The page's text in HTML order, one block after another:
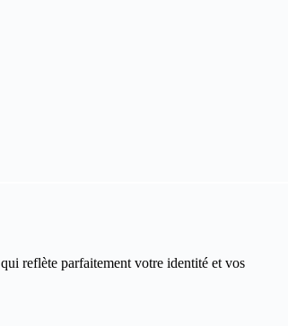
qui reflète parfaitement votre identité et vos